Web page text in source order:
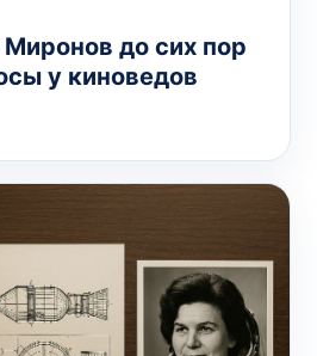
до сих пор
у киноведов